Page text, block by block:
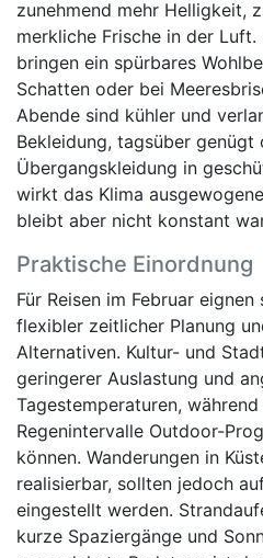
zunehmend mehr Helligkeit,
merkliche Frische in der
bringen ein spürbares
Schatten oder bei
Abende sind kühler und
Bekleidung, tagsüber
Übergangskleidung in
wirkt das Klima
bleibt aber nicht konstant
Praktische Einordnung
Für Reisen im Februar
flexibler zeitlicher Planung
Alternativen. Kultur- und
geringerer Auslastung und
Tagestemperaturen,
Regenintervalle Outdoor-
können. Wanderungen in
realisierbar, sollten jedoch
eingestellt werden.
kurze Spaziergänge und